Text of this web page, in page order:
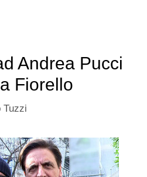
Andrea Pucci
Fiorello
Tuzzi